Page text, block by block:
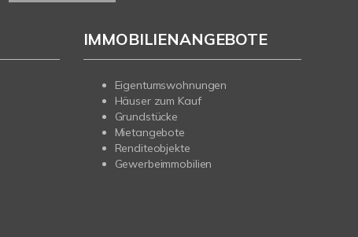
IMMOBILIENANGEBOTE
Eigentumswohnungen
Häuser zum Kauf
Grundstücke
Mietangebote
Renditeobjekte
Gewerbeimmobilien